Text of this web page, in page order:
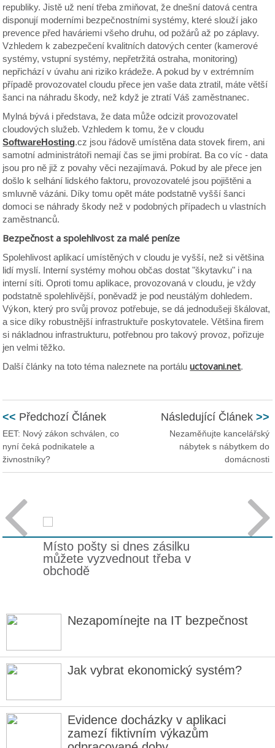
republiky. Jistě už není třeba zmiňovat, že dnešní datová centra
disponují moderními bezpečnostními systémy, které slouží jako
prevence před haváriemi všeho druhu, od požárů až po záplavy.
Vzhledem k zabezpečení kvalitních datových center (kamerové
systémy, vstupní systémy, nepřetržitá ostraha, monitoring)
nepřichází v úvahu ani riziko krádeže. A pokud by v extrémním
případě provozovatel cloudu přece jen vaše data ztratil, máte větší
šanci na náhradu škody, než když je ztratí Váš zaměstnanec.
Mylná bývá i představa, že data může odcizit provozovatel
cloudových služeb. Vzhledem k tomu, že v cloudu
SoftwareHosting.cz jsou řádově umístěna data stovek firem, ani
samotní administrátoři nemají čas se jimi probírat. Ba co víc - data
jsou pro ně již z povahy věci nezajímavá. Pokud by ale přece jen
došlo k selhání lidského faktoru, provozovatelé jsou pojištěni a
smluvně vázáni. Díky tomu opět máte podstatně vyšší šanci
domoci se náhrady škody než v podobných případech u vlastních
zaměstnanců.
Bezpečnost a spolehlivost za malé peníze
Spolehlivost aplikací umístěných v cloudu je vyšší, než si většina
lidí myslí. Interní systémy mohou občas dostat "škytavku" i na
interní síti. Oproti tomu aplikace, provozovaná v cloudu, je vždy
podstatně spolehlivější, poněvadž je pod neustálým dohledem.
Výkon, který pro svůj provoz potřebuje, se dá jednodušeji škálovat,
a sice díky robustnější infrastruktuře poskytovatele. Většina firem
si nákladnou infrastrukturu, potřebnou pro takový provoz, pořizuje
jen velmi těžko.
Další články na toto téma naleznete na portáluuctovani.net.
<< Předchozí Článek
EET: Nový zákon schválen, co
nyní čeká podnikatele a
živnostníky?
Následující Článek >>
Nezaměňujte kancelářský
nábytek s nábytkem do
domácnosti
Místo pošty si dnes zásilku
můžete vyzvednout třeba v
obchodě
 
Nezapomínejte na IT bezpečnost
Jak vybrat ekonomický systém?
Evidence docházky v aplikaci
zamezí fiktivním výkazům